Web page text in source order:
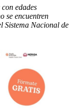
edades
se encuentren
Sistema Nacional de